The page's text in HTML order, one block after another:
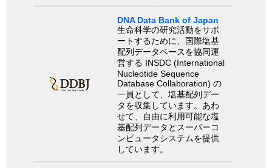
DNA Data Bank of Japan
生命科学の研究活動をサポ
ートするために、国際塩基
配列データベースを協同運
営する INSDC (International
Nucleotide Sequence
Database Collaboration) の
一員として、塩基配列デー
タを収集しています。あわ
せて、自由に利用可能な塩
基配列データとスーパーコ
ンピュータシステムを提供
しています。